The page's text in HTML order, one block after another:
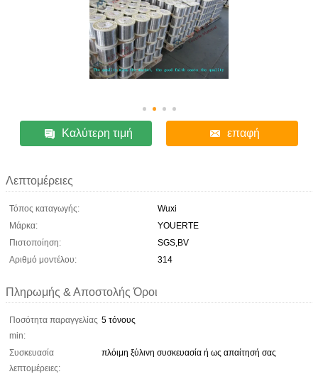
Καλύτερη τιμή επαφή
Λεπτομέρειες
Τόπος καταγωγής:
Wuxi
Μάρκα:
YOUERTE
Πιστοποίηση:
SGS,BV
Αριθμό μοντέλου:
314
Πληρωμής & Αποστολής Όροι
Ποσότητα παραγγελίας
min:
5 τόνους
Συσκευασία
λεπτομέρειες:
πλόιμη ξύλινη συσκευασία ή ως απαίτησή σας